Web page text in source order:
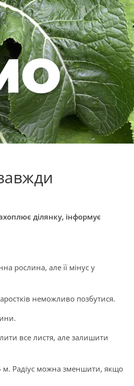
ділянку, інформує
рослина, але її мінус у
неможливо позбутися.
все листя, але залишити
м. Радіус можна зменшити, якщо